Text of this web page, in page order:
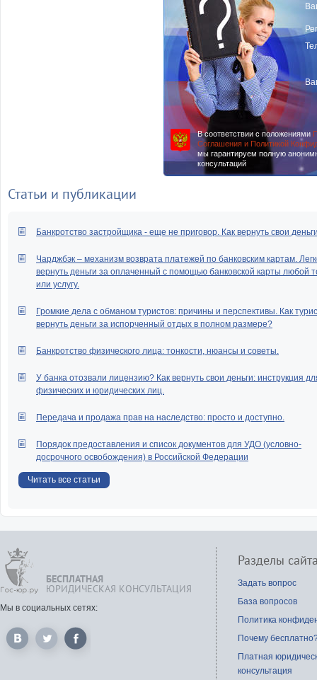
В соответствии с положениями
Соглашения и Политикой
мы гарантируем полную
консультаций
Статьи и публикации
Банкротство застройщика - еще не приговор. Как вернуть свои
Чарджбэк – механизм возврата платежей по банковским картам.
вернуть деньги за оплаченный с помощью банковской карты любой
или услугу.
Громкие дела с обманом туристов: причины и перспективы. Как
вернуть деньги за испорченный отдых в полном размере?
Банкротство физического лица: тонкости, нюансы и советы.
У банка отозвали лицензию? Как вернуть свои деньги: инструкция
физических и юридических лиц.
Передача и продажа прав на наследство: просто и доступно.
Порядок предоставления и список документов для УДО (условно-
досрочного освобождения) в Российской Федерации
Читать все статьи
БЕСПЛАТНАЯ
ЮРИДИЧЕСКАЯ КОНСУЛЬТАЦИЯ
Мы в социальных сетях:
Разделы
Задать вопрос
База вопросов
Политика
Почему
Платная
консультация